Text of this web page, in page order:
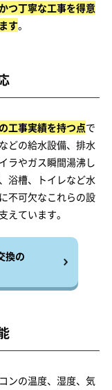
つ丁寧な工事を得意
す。
工事実績を持つ点で
どの給水設備、排水
ラやガス瞬間湯沸し
浴槽、トイレなど水
不可欠なこれらの設
えています。
換の
ンの温度、湿度、気